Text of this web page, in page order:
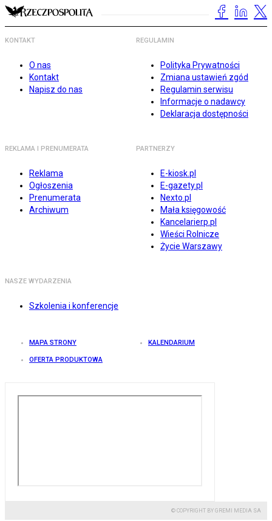
KONTAKT
O nas
Kontakt
Napisz do nas
REGULAMIN
Polityka Prywatności
Zmiana ustawień zgód
Regulamin serwisu
Informacje o nadawcy
Deklaracja dostępności
REKLAMA I PRENUMERATA
Reklama
Ogłoszenia
Prenumerata
Archiwum
PARTNERZY
E-kiosk.pl
E-gazety.pl
Nexto.pl
Mała księgowość
Kancelarierp.pl
Wieści Rolnicze
Życie Warszawy
NASZE WYDARZENIA
Szkolenia i konferencje
MAPA STRONY KALENDARIUM
OFERTA PRODUKTOWA
© COPYRIGHT BY GREMI MEDIA SA